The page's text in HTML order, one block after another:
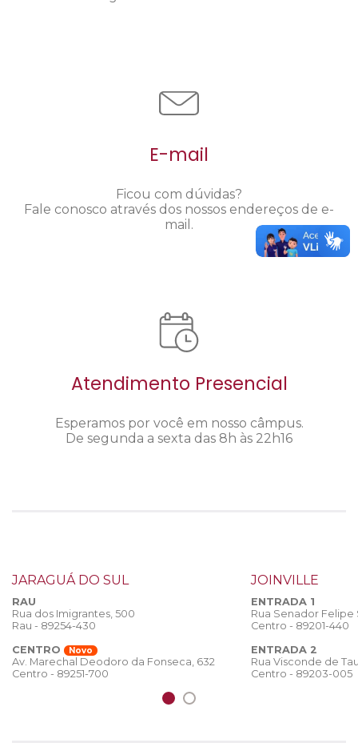
E-mail
Ficou com dúvidas?
Fale conosco através dos nossos endereços de e-
mail.
Atendimento Presencial
Esperamos por você em nosso câmpus.
De segunda a sexta das 8h às 22h16
JARAGUÁ DO SUL
RAU
Rua dos Imigrantes, 500
Rau - 89254-430
CENTRO
Novo
Av. Marechal Deodoro da Fonseca, 632
Centro - 89251-700
JOINVILLE
ENTRADA 1
Rua Senador
Centro - 89201-440
ENTRADA 2
Rua Visconde de
Centro - 89203-005